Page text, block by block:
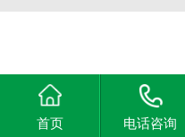
首页 电话咨询